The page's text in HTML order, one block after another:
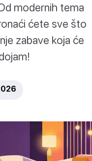
modernih tema
ćete sve što
zabave koja će